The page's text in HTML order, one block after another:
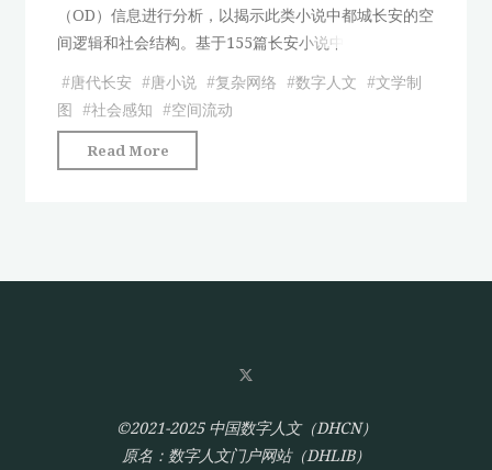
都
城
安
（OD）信息进行分析，以揭示此类小说中都城长安的空
间逻辑和社会结构。基于155篇长安小说中
#唐代长安 #唐小说 #复杂网络 #数字人文 #文学制
图 #社会感知 #空间流动
Read More
唐
的
看
都
©2021-2025 中国数字人文（DHCN）
原名：数字人文门户网站（DHLIB）